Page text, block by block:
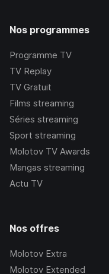
Nos programmes
Programme TV
TV Replay
TV Gratuit
Films streaming
Séries streaming
Sport streaming
Molotov TV Awards
Mangas streaming
Actu TV
Nos offres
Molotov Extra
Molotov Extended